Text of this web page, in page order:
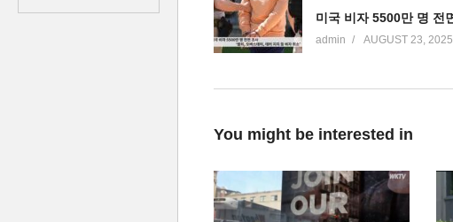
admin AUGUST 23, 2025
You might be interested in